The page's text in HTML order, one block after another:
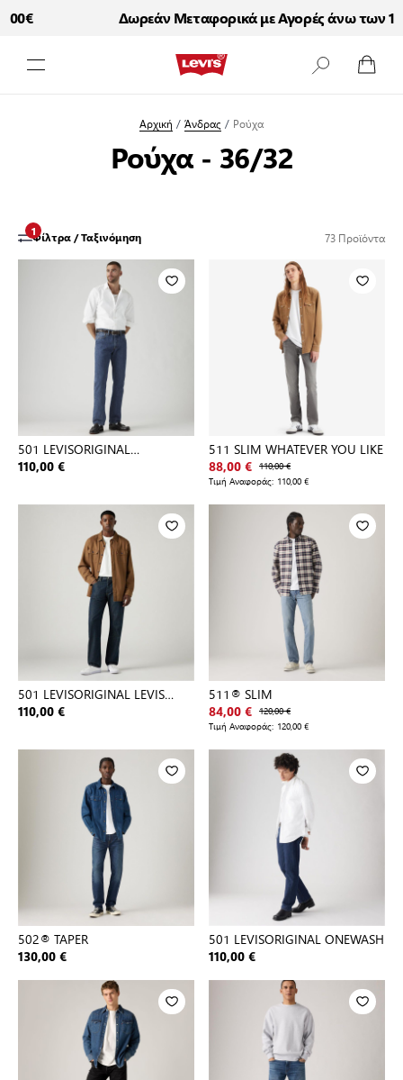
Δωρεάν Μεταφορικά με Αγορές άνω των 100€
Αρχική /Άνδρας / Ρούχα
Ρούχα - 36/32
Φίλτρα / Ταξινόμηση
1 73Προϊόντα
501 LEVISORIGINAL
STONEWASH 80
110,00 €
511 SLIM WHATEVER YOU LIKE
88,00 € 110,00 €
Τιμή Αναφοράς: 110,00 €
501 LEVISORIGINAL LEVIS
MARLON
110,00 €
511® SLIM
84,00 € 120,00 €
Τιμή Αναφοράς: 120,00 €
502® TAPER
130,00 €
501 LEVISORIGINAL ONEWASH
110,00 €